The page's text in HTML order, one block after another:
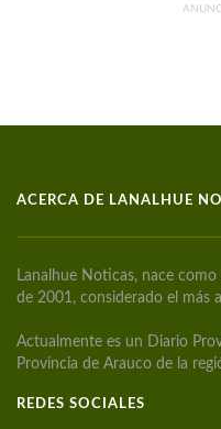
ACERCA DE LANALHUE
Lanalhue Noticas, nace
de 2001, considerado el más
Actualmente es un Diario
Provincia de Arauco de la
REDES SOCIALES